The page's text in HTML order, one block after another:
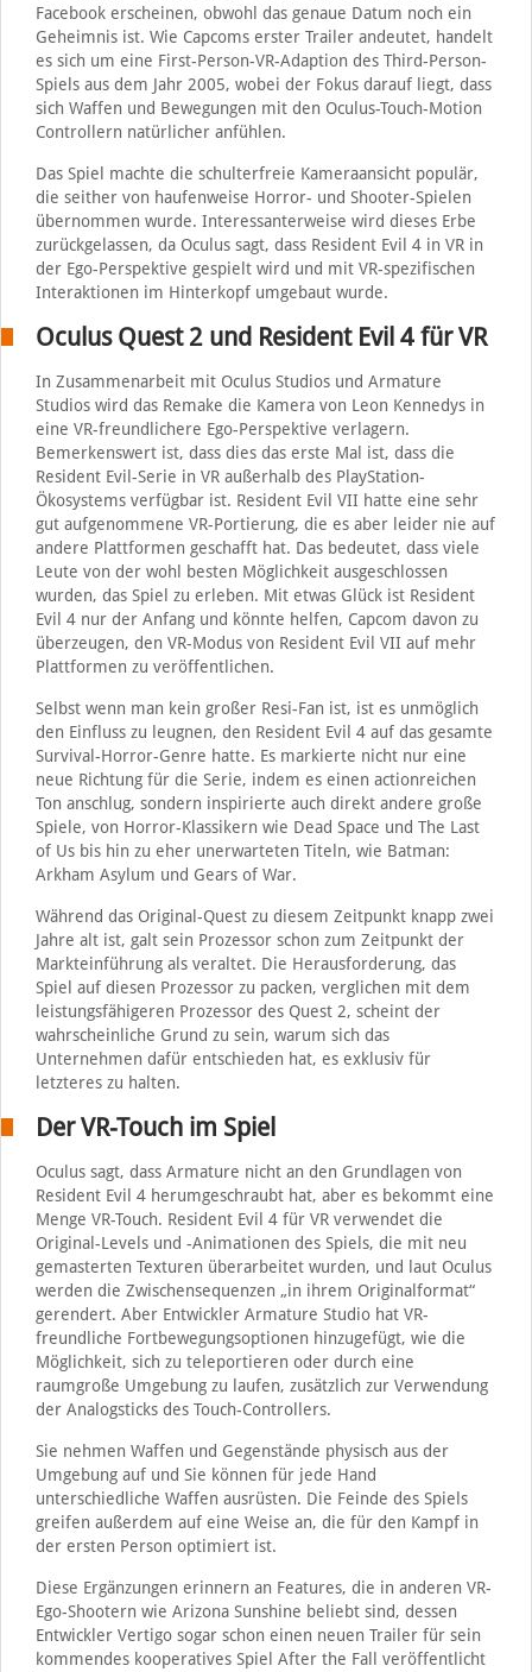
Facebook erscheinen, obwohl das genaue Datum noch ein
Geheimnis ist. Wie Capcoms erster Trailer andeutet, handelt
es sich um eine First-Person-VR-Adaption des Third-Person-
Spiels aus dem Jahr 2005, wobei der Fokus darauf liegt, dass
sich Waffen und Bewegungen mit den Oculus-Touch-Motion
Controllern natürlicher anfühlen.
Das Spiel machte die schulterfreie Kameraansicht populär,
die seither von haufenweise Horror- und Shooter-Spielen
übernommen wurde. Interessanterweise wird dieses Erbe
zurückgelassen, da Oculus sagt, dass Resident Evil 4 in VR in
der Ego-Perspektive gespielt wird und mit VR-spezifischen
Interaktionen im Hinterkopf umgebaut wurde.
Oculus Quest 2 und Resident Evil 4 für VR
In Zusammenarbeit mit Oculus Studios und Armature
Studios wird das Remake die Kamera von Leon Kennedys in
eine VR-freundlichere Ego-Perspektive verlagern.
Bemerkenswert ist, dass dies das erste Mal ist, dass die
Resident Evil-Serie in VR außerhalb des PlayStation-
Ökosystems verfügbar ist. Resident Evil VII hatte eine sehr
gut aufgenommene VR-Portierung, die es aber leider nie auf
andere Plattformen geschafft hat. Das bedeutet, dass viele
Leute von der wohl besten Möglichkeit ausgeschlossen
wurden, das Spiel zu erleben. Mit etwas Glück ist Resident
Evil 4 nur der Anfang und könnte helfen, Capcom davon zu
überzeugen, den VR-Modus von Resident Evil VII auf mehr
Plattformen zu veröffentlichen.
Selbst wenn man kein großer Resi-Fan ist, ist es unmöglich
den Einfluss zu leugnen, den Resident Evil 4 auf das gesamte
Survival-Horror-Genre hatte. Es markierte nicht nur eine
neue Richtung für die Serie, indem es einen actionreichen
Ton anschlug, sondern inspirierte auch direkt andere große
Spiele, von Horror-Klassikern wie Dead Space und The Last
of Us bis hin zu eher unerwarteten Titeln, wie Batman:
Arkham Asylum und Gears of War.
Während das Original-Quest zu diesem Zeitpunkt knapp zwei
Jahre alt ist, galt sein Prozessor schon zum Zeitpunkt der
Markteinführung als veraltet. Die Herausforderung, das
Spiel auf diesen Prozessor zu packen, verglichen mit dem
leistungsfähigeren Prozessor des Quest 2, scheint der
wahrscheinliche Grund zu sein, warum sich das
Unternehmen dafür entschieden hat, es exklusiv für
letzteres zu halten.
Der VR-Touch im Spiel
Oculus sagt, dass Armature nicht an den Grundlagen von
Resident Evil 4 herumgeschraubt hat, aber es bekommt eine
Menge VR-Touch. Resident Evil 4 für VR verwendet die
Original-Levels und -Animationen des Spiels, die mit neu
gemasterten Texturen überarbeitet wurden, und laut Oculus
werden die Zwischensequenzen „in ihrem Originalformat“
gerendert. Aber Entwickler Armature Studio hat VR-
freundliche Fortbewegungsoptionen hinzugefügt, wie die
Möglichkeit, sich zu teleportieren oder durch eine
raumgroße Umgebung zu laufen, zusätzlich zur Verwendung
der Analogsticks des Touch-Controllers.
Sie nehmen Waffen und Gegenstände physisch aus der
Umgebung auf und Sie können für jede Hand
unterschiedliche Waffen ausrüsten. Die Feinde des Spiels
greifen außerdem auf eine Weise an, die für den Kampf in
der ersten Person optimiert ist.
Diese Ergänzungen erinnern an Features, die in anderen VR-
Ego-Shootern wie Arizona Sunshine beliebt sind, dessen
Entwickler Vertigo sogar schon einen neuen Trailer für sein
kommendes kooperatives Spiel After the Fall veröffentlicht